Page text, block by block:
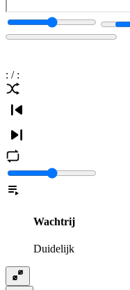
: / :
Wachtrij
Duidelijk